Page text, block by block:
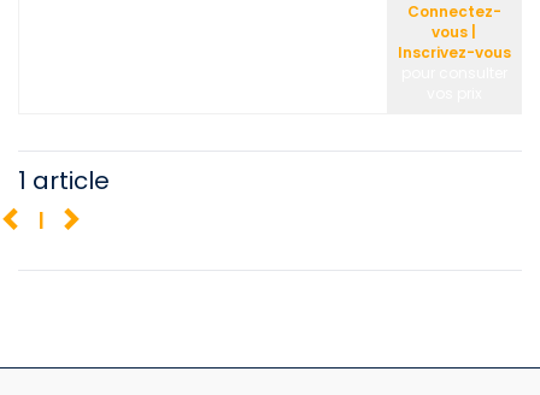
Connectez-
vous |
Inscrivez-vous
1 article
1